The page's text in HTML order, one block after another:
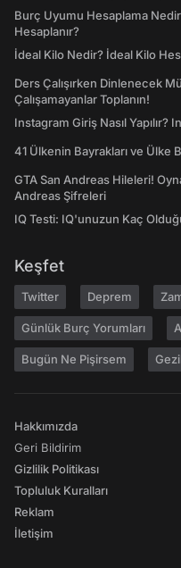
Burç Uyumu Hesaplama
Hesaplanır?
İdeal Kilo Nedir? İdeal Kilo
Ders Çalışırken Dinlenecek
Çalışamayanlar Toplanın!
Instagram Giriş Nasıl
41 Ülkenin Bayrakları ve Ülke
GTA San Andreas Hileleri!
Andreas Şifreleri
IQ Testi: IQ'unuzun Kaç
Keşfet
Twitter Deprem
Günlük Burç Yorumları
Bugün Ne Pişirsem
Hakkımızda
Geri Bildirim
Gizlilik Politikası
Topluluk Kuralları
Reklam
İletişim